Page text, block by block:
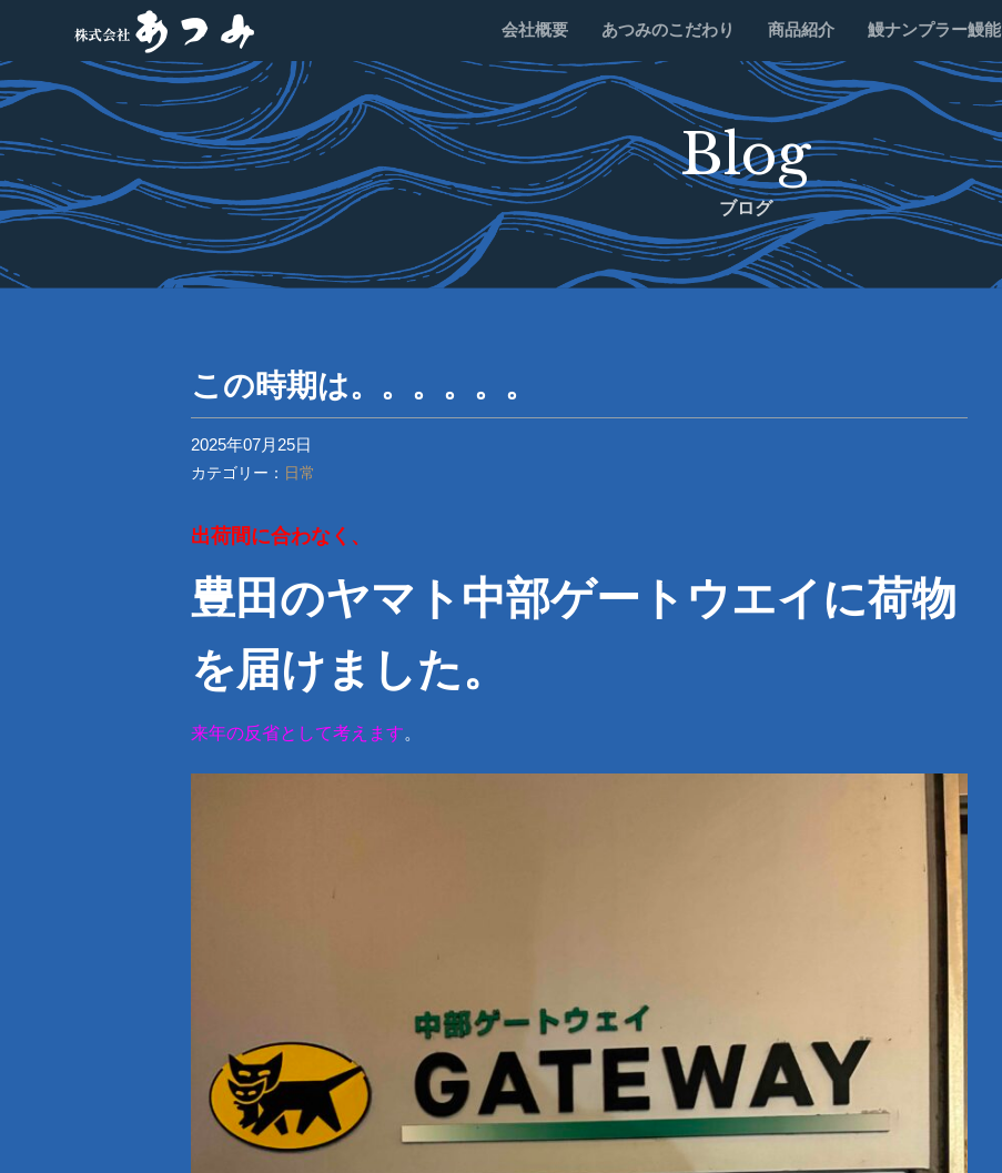
会社概要 あつみのこだわり 商品紹介 鰻ナンプラー鰻能
Blog
ブログ
この時期は。。。。。。
2025年07月25日
カテゴリー： 日常
出荷間に合わなく、
豊田のヤマト中部ゲートウエイに荷物
を届けました。
来年の反省として考えます。